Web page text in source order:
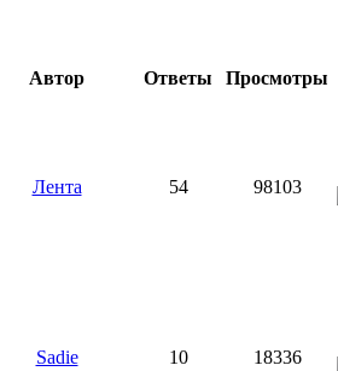
Автор Ответы Просмотры
Лента 54 98103
Sadie 10 18336